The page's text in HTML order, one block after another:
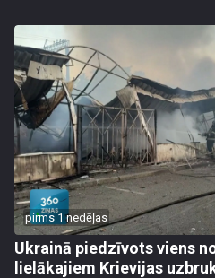
pirms 1 nedēļas
Ukrainā piedzīvots viens
lielākajiem Krievijas